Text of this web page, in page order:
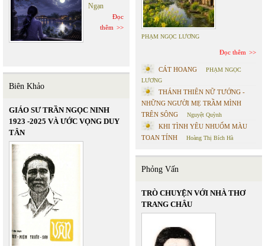
Ngạn
Đọc
thêm
Biên Khảo
GIÁO SƯ TRẦN NGỌC NINH
1923 -2025 VÀ ƯỚC VỌNG DUY
TÂN
PHẠM NGỌC LƯƠNG
Đọc thêm
CÁT HOANG
PHẠM NGỌC
LƯƠNG
THÁNH THIÊN NỮ TƯỚNG -
NHỮNG NGƯỜI MẸ TRẦM MÌNH
TRÊN SÔNG
Nguyệt Quỳnh
KHI TÌNH YÊU NHUỐM MÀU
TOAN TÍNH
Hoàng Thị Bích Hà
Phỏng Vấn
TRÒ CHUYỆN VỚI NHÀ THƠ
TRANG CHÂU